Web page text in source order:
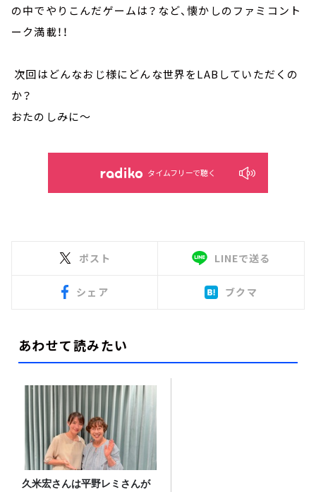
の中でやりこんだゲームは？など、懐かしのファミコント
ーク満載！！
次回はどんなおじ様にどんな世界をLABしていただくの
か？
おたのしみに～
タイムフリーで聴く
ポスト LINEで送る
シェア ブクマ
あわせて読みたい
久米宏さんは平野レミさんが